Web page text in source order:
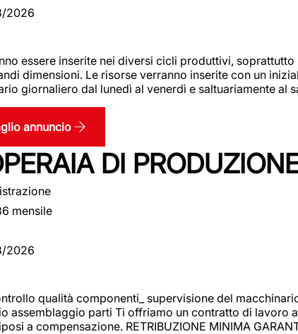
2026
essere inserite nei diversi cicli produttivi,
dimensioni. Le risorse verranno inserite con un
giornaliero dal lunedì al venerdì e saltuariamente
annuncio
DI
mensile
2026
qualità componenti_ supervisione del
assemblaggio parti Ti offriamo un contratto di
a compensazione. RETRIBUZIONE MINIMA